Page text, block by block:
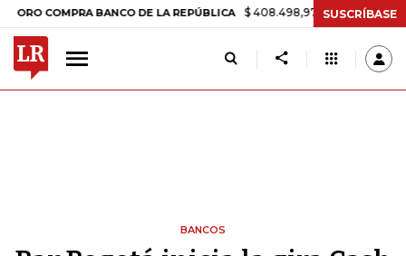
BANCO DE LA REPÚBLICA $ 408.498,97 +$ 8.753,81 +2,19%
SUSCRÍBASE
BANCOS